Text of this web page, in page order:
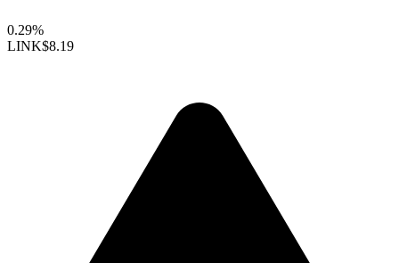
0.29%
LINK$8.19